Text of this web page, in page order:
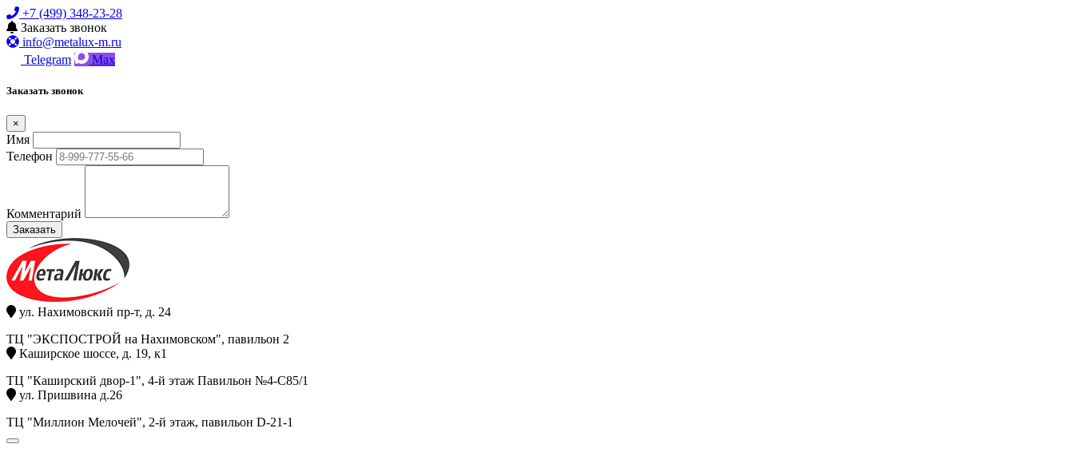
+7 (499) 348-23-28
Заказать звонок
info@metalux-m.ru
Telegram
Max
Заказать звонок
×
Имя
Телефон
Комментарий
Заказать
ул. Нахимовский пр-т, д. 24
ТЦ "ЭКСПОСТРОЙ на Нахимовском", павильон 2
Каширское шоссе, д. 19, к1
ТЦ "Каширский двор-1", 4-й этаж Павильон №4-С85/1
ул. Пришвина д.26
ТЦ "Миллион Мелочей", 2-й этаж, павильон D-21-1